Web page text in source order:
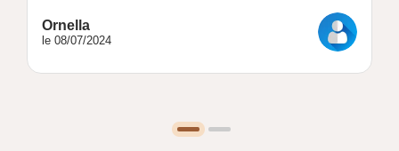
Ornella
le 08/07/2024